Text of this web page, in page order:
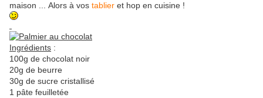
maison ... Alors à vos tablier et hop en cuisine !
Ingrédients :
100g de chocolat noir
20g de beurre
30g de sucre cristallisé
1 pâte feuilletée